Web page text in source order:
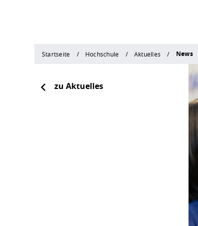
Startseite Hochschule Aktuelles News
zu Aktuelles